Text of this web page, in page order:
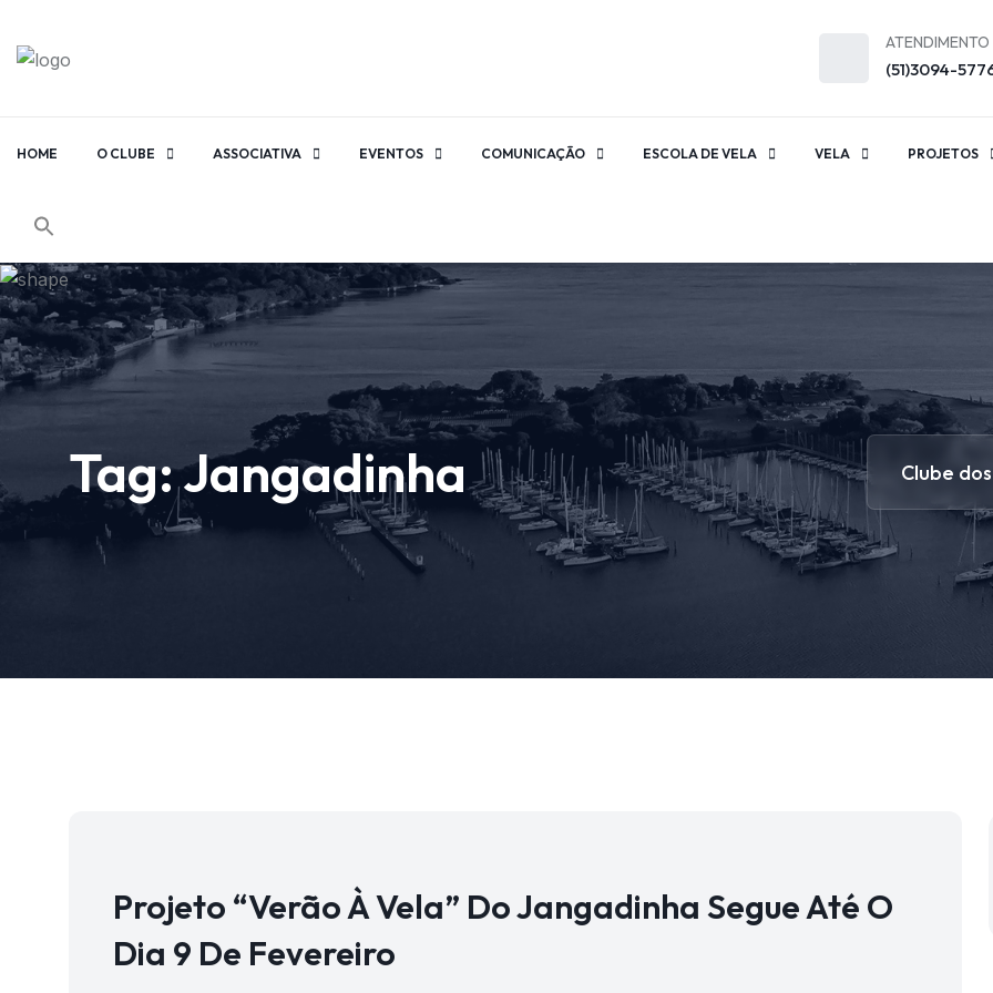
ATENDIMENTO
(51)3094-
HOME O CLUBE ASSOCIATIVA EVENTOS COMUNICAÇÃO ESCOLA DE VELA VELA PROJETOS
Tag:Jangadinha Clube
Projeto “Verão À Vela” Do Jangadinha Segue Até O
Dia 9 De Fevereiro